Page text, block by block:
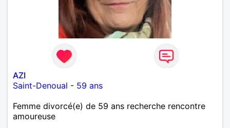
AZI
Saint-Denoual - 59 ans
Femme divorcé(e) de 59 ans recherche rencontre
amoureuse